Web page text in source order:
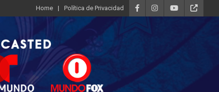
Home Política de Privacidad